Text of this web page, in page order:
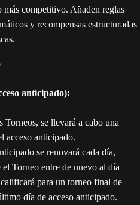
más competitivo. Añaden reglas
y recompensas estructuradas
anticipado):
Torneos, se llevará a cabo una
acceso anticipado.
se renovará cada día,
Torneo entre de nuevo al día
para un torneo final de
día de acceso anticipado.